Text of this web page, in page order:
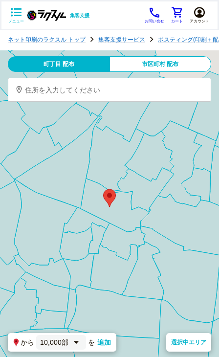
メニュー
集客支援
お問い合せ カート アカウント
テ
ン
グ
ネット印刷のラクスル トップ 集客支援サービス ポスティング(印刷＋
町丁目 配布 市区町村 配布
住所を入力してください
から 10,000部 を 追加 選択中エリア